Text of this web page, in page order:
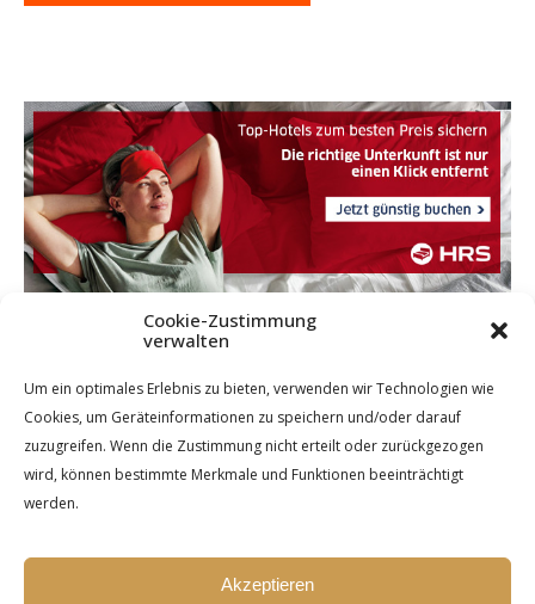
Cookie-Zustimmung
verwalten
Um ein optimales Erlebnis zu bieten, verwenden wir Technologien wie
Cookies, um Geräteinformationen zu speichern und/oder darauf
zuzugreifen. Wenn die Zustimmung nicht erteilt oder zurückgezogen
wird, können bestimmte Merkmale und Funktionen beeinträchtigt
werden.
Akzeptieren